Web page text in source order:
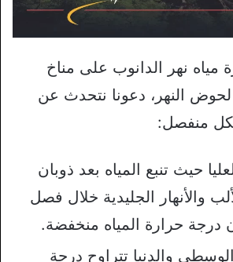
مياه نهر الدانوب على مناخ
لحوض النهر، دعونا نتحدث عن
منفصل:
حيث تنبع المياه بعد ذوبان
والأنهار الجليدية خلال فصل
درجة حرارة المياه منخفضة.
والدنيا تتراوح درجة